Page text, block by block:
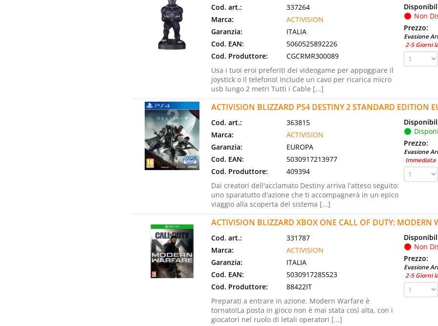
Cod. art.:
337264
Marca:
ACTIVISION
Garanzia:
ITALIA
Cod. EAN:
5060525892226
Cod. Produttore:
CGCRMR300089
Usa i tuoi eroi preferiti dei videogame per appoggiare il
joystick o il telefono! Include un cavo per ricarica micro
usb lungo 2 metri Tutti i Cable [...]
Non
Prezzo:
Evasione
2-5 Giorni
ACTIVISION BLIZZARD PS4 DESTINY 2 STANDARD EDITION
Cod. art.:
363815
Marca:
ACTIVISION
Garanzia:
EUROPA
Cod. EAN:
5030917213977
Cod. Produttore:
409394
Dai creatori dell'acclamato Destiny arriva l'atteso seguito:
uno sparatutto d'azione che ti accompagnerà in un epico
viaggio alla scoperta del sistema [...]
Prezzo:
Evasione
Immediata
ACTIVISION BLIZZARD XBOX ONE CALL OF DUTY: MODERN
Cod. art.:
331787
Marca:
ACTIVISION
Garanzia:
ITALIA
Cod. EAN:
5030917285523
Cod. Produttore:
88422IT
Preparati a entrare in azione. Modern Warfare è
tornato!La posta in gioco non è mai stata così alta, con i
giocatori nel ruolo di letali operatori [...]
Non
Prezzo:
Evasione
2-5 Giorni